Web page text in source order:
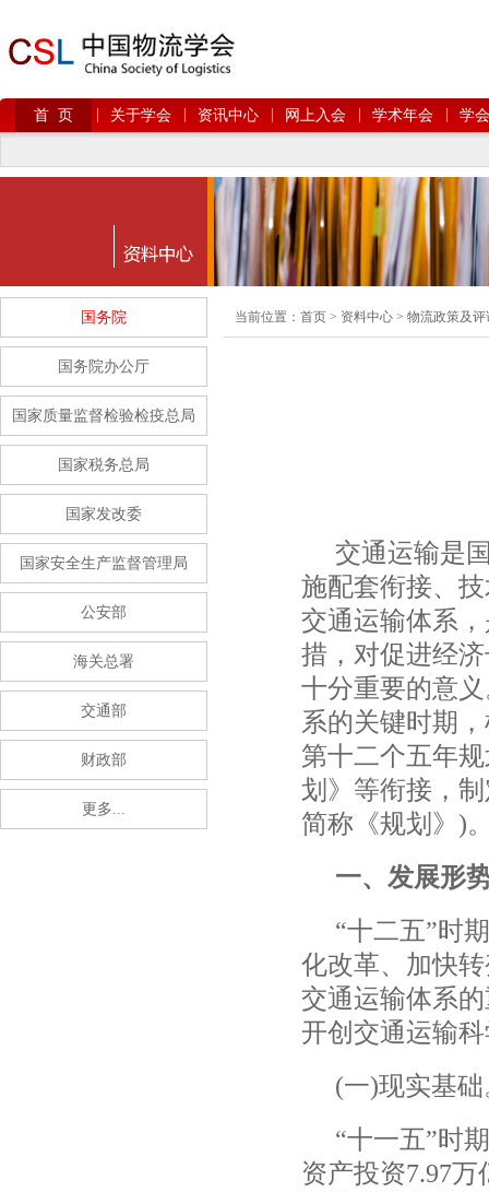
首 页 关于学会 资讯中心 网上入会 学术年会 学
国务院
国务院办公厅
国家质量监督检验检疫总局
国家税务总局
国家发改委
国家安全生产监督管理局
公安部
海关总署
交通部
财政部
更多...
当前位置： 首页 > 资料中心 > 物流政策及评
交通运输是
施配套衔接、
交通运输体系
措，对促进经
十分重要的意
系的关键时期
第十二个五年
划》等衔接，
简称《规划》 )
一、发展形
“十二五”时
化改革、加快
交通运输体系
开创交通运输
(一)现实基础
“十一五”时
资产投资7.97万